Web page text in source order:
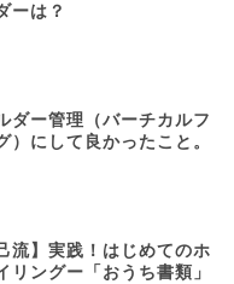
ーは？
ダー管理（バーチカルフ
）にして良かったこと。
流】実践！はじめてのホ
リングー「おうち書類」